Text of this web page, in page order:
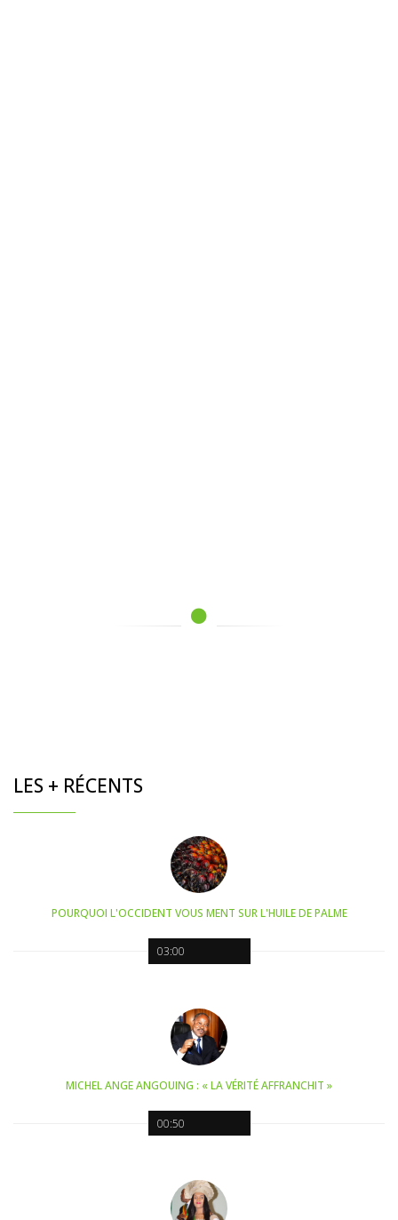
LES + RÉCENTS
03:00
POURQUOI L'OCCIDENT VOUS MENT SUR L'HUILE DE PALME
00:50
MICHEL ANGE ANGOUING : « LA VÉRITÉ AFFRANCHIT »